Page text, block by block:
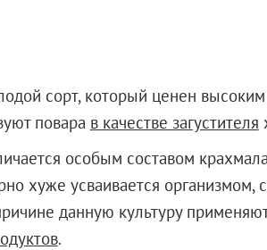
сорт, который ценен
повара в качестве загустителя
особым составом
хуже усваивается организмом,
данную культуру
.